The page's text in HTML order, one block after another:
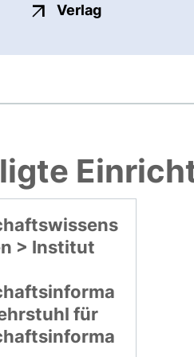
Verlagexterner
> Institut
für